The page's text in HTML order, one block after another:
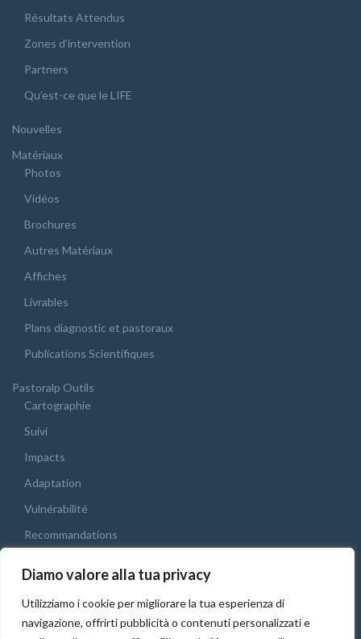
Diamo valore alla tua privacy
Utilizziamo i cookie per migliorare la tua esperienza di
navigazione, offrirti pubblicità o contenuti personalizzati e
Résultats Attendus
Zones d’intervention
Partners
Qu’est-ce que le LIFE
Nouvelles
Matériaux
Photos
Vidéos
Brochures
Autres Matériaux
Affiches
Livrables
Plans diagnostic et pastoraux
Publications Scientifiques
Pastoralp Outils
Cartographie
Suivi
Impacts
Adaptation
Vulnérabilité
Recommandations
Français